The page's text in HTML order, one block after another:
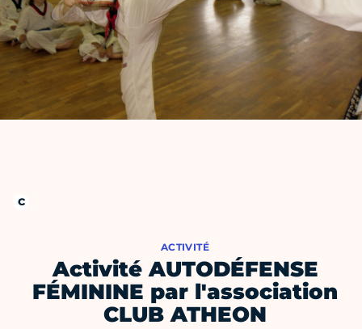
ACTIVITÉ
Activité AUTODÉFENSE
FÉMININE par l'association
CLUB ATHEON